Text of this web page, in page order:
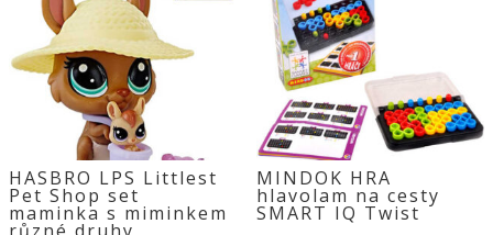
HASBRO LPS Littlest
Pet Shop set
maminka s miminkem
různé druhy
MINDOK HRA
hlavolam na cesty
SMART IQ Twist